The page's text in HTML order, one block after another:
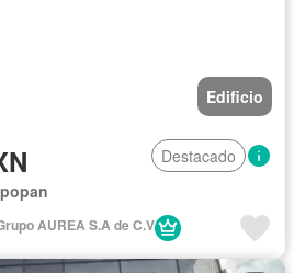
Edificio
Destacado
AUREA S.A de C.V